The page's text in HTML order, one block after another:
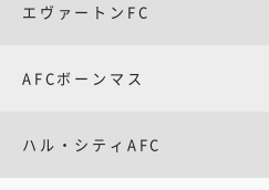
エヴァートンFC
AFCボーンマス
ハル・シティAFC